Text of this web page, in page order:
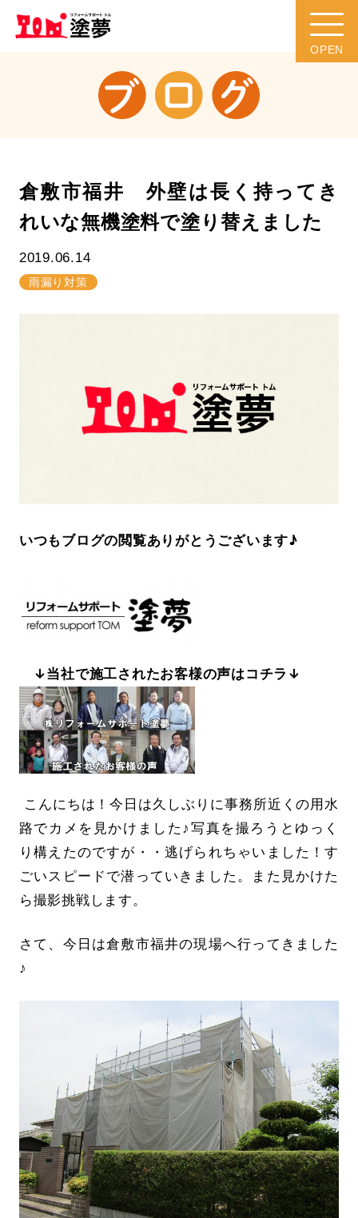
倉敷市福井 外壁は長く持ってき
れいな無機塗料で塗り替えました
2019.06.14
雨漏り対策
いつもブログの閲覧ありがとうございます♪
↓当社で施工されたお客様の声はコチラ↓
こんにちは！今日は久しぶりに事務所近くの用水
路でカメを見かけました♪写真を撮ろうとゆっく
り構えたのですが・・逃げられちゃいました！す
ごいスピードで潜っていきました。また見かけた
ら撮影挑戦します。
さて、今日は倉敷市福井の現場へ行ってきました
♪